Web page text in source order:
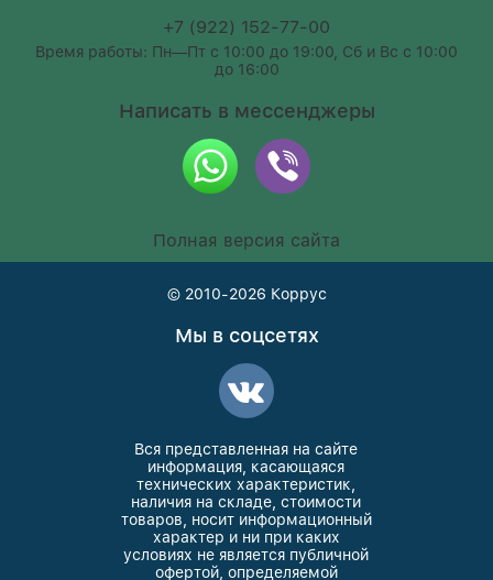
+7 (922) 152-77-00
Время работы: Пн—Пт с 10:00 до 19:00, Сб и Вс с 10:00
до 16:00
Написать в мессенджеры
Полная версия сайта
© 2010-2026 Коррус
Мы в соцсетях
Вся представленная на сайте
информация, касающаяся
технических характеристик,
наличия на складе, стоимости
товаров, носит информационный
характер и ни при каких
условиях не является публичной
офертой, определяемой